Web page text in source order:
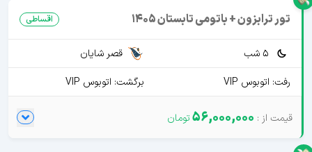
تور ترابزون + باتومی تابستان 1405 اقساطی
5 شب
قصر شایان
رفت: اتوبوس VIP
برگشت: اتوبوس VIP
56,000,000